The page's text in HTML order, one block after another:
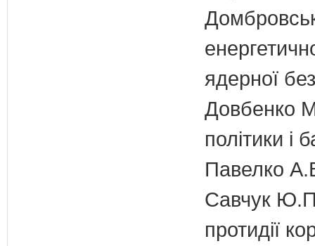
ядерної
Довбенко
політики і
Павелко
Савчук Ю.П.
протидії